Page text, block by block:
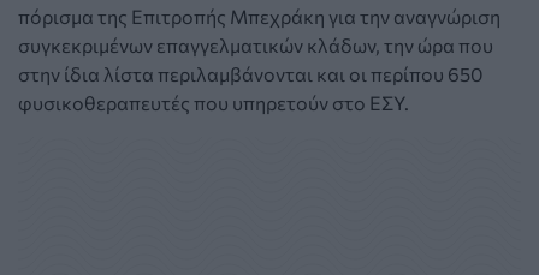
πόρισμα της Επιτροπής Μπεχράκη για την αναγνώριση
συγκεκριμένων επαγγελματικών κλάδων, την ώρα που
στην ίδια λίστα περιλαμβάνονται και οι περίπου 650
φυσικοθεραπευτές που υπηρετούν στο ΕΣΥ.